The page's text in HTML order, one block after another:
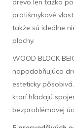
drevo len ťažko
protišmykové
takže sú ideálne
plochy.
WOOD BLOCK
napodobňujúca
esteticky
ktorí hľadajú
bezproblémovej